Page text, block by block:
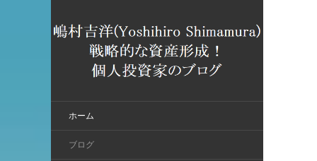
ホーム
ブログ